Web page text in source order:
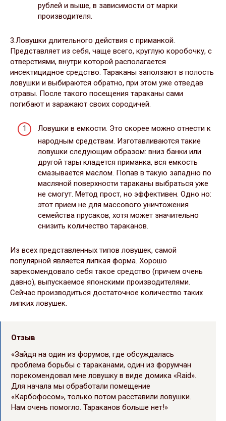
рублей и выше, в зависимости от марки
производителя.
3.Ловушки длительного действия с приманкой.
Представляет из себя, чаще всего, круглую коробочку, с
отверстиями, внутри которой располагается
инсектицидное средство. Тараканы заползают в полость
ловушки и выбираются обратно, при этом уже отведав
отравы. После такого посещения тараканы сами
погибают и заражают своих сородичей.
Ловушки в емкости. Это скорее можно отнести к
народным средствам. Изготавливаются такие
ловушки следующим образом: вниз банки или
другой тары кладется приманка, вся емкость
смазывается маслом. Попав в такую западню по
масляной поверхности тараканы выбраться уже
не смогут. Метод прост, но эффективен. Одно но:
этот прием не для массового уничтожения
семейства прусаков, хотя может значительно
снизить количество тараканов.
Из всех представленных типов ловушек, самой
популярной является липкая форма. Хорошо
зарекомендовало себя такое средство (причем очень
давно), выпускаемое японскими производителями.
Сейчас производиться достаточное количество таких
липких ловушек.
Отзыв
«Зайдя на один из форумов, где обсуждалась
проблема борьбы с тараканами, один из форумчан
порекомендовал мне ловушку в виде домика «Raid».
Для начала мы обработали помещение
«Карбофосом», только потом расставили ловушки.
Нам очень помогло. Тараканов больше нет!»